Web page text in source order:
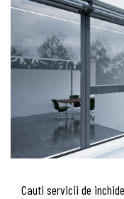
Cauti servicii de